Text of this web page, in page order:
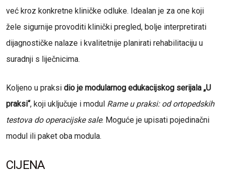
već kroz konkretne kliničke odluke. Idealan je za one koji
žele sigurnije provoditi klinički pregled, bolje interpretirati
dijagnostičke nalaze i kvalitetnije planirati rehabilitaciju u
suradnji s liječnicima.
Koljeno u praksi dio je modularnog edukacijskog serijala „U
praksi“, koji uključuje i modul Rame u praksi: od ortopedskih
testova do operacijske sale. Moguće je upisati pojedinačni
modul ili paket oba modula.
CIJENA